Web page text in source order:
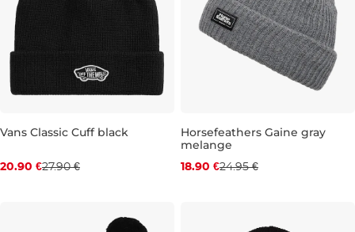
Vans Classic Cuff black
20.90 €27.90 €
Horsefeathers Gaine gray
melange
18.90 €24.95 €